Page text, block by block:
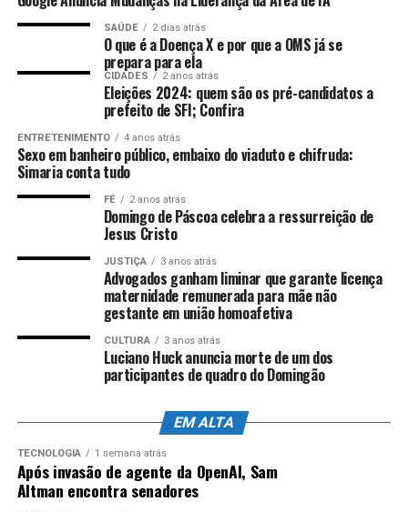
para a elaboração das alternativas de intervenção.
— Esse trabalho vai nos permitir propor soluções para
questões como a engorda da praia, a fixação da barra e
outras medidas necessárias para a proteção da costa.
Estamos com uma equipe muito robusta e confiantes de
que entregaremos um estudo de alto nível, com
soluções tecnológicas para toda essa região. Atafona e
Açu representam hoje o maior desafio de erosão costeira
do litoral brasileiro. Vamos trabalhar em parceria com a
academia e utilizar as melhores tecnologias disponíveis,
buscando referências internacionais para construir as
soluções mais adequadas para essa região — afirmou
Francisco Caruso Jr.
breve, uma base operacional em São João da Barra para
dar suporte às atividades de campo e aos trabalhos
Fonte:Comunicaçao/PMSJB
SAÚDE 2 dias atrás
O que é a Doença X e por que a OMS já se
prepara para ela
CIDADES 2 anos atrás
Eleições 2024: quem são os pré-candidatos a
prefeito de SFI; Confira
ENTRETENIMENTO 4 anos atrás
Sexo em banheiro público, embaixo do viaduto e chifruda:
Simaria conta tudo
FÉ 2 anos atrás
Domingo de Páscoa celebra a ressurreição de
Jesus Cristo
JUSTIÇA 3 anos atrás
Advogados ganham liminar que garante licença
maternidade remunerada para mãe não
gestante em união homoafetiva
CULTURA 3 anos atrás
Luciano Huck anuncia morte de um dos
participantes de quadro do Domingão
EM ALTA
TECNOLOGIA 1 semana atrás
Após invasão de agente da OpenAI, Sam
Altman encontra senadores